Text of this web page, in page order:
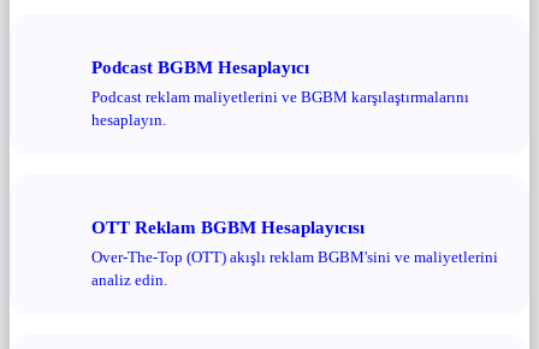
Podcast BGBM Hesaplayıcı
Podcast reklam maliyetlerini ve BGBM karşılaştırmalarını
hesaplayın.
OTT Reklam BGBM Hesaplayıcısı
Over-The-Top (OTT) akışlı reklam BGBM'sini ve maliyetlerini
analiz edin.